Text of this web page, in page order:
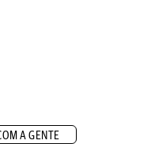
A GENTE